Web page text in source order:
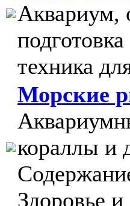
Аквариум,
техника
Морские
кораллы и
Здоровье и